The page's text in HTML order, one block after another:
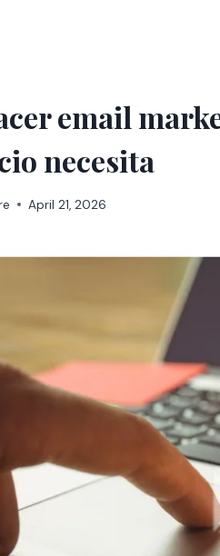
email
necesita
April 21, 2026